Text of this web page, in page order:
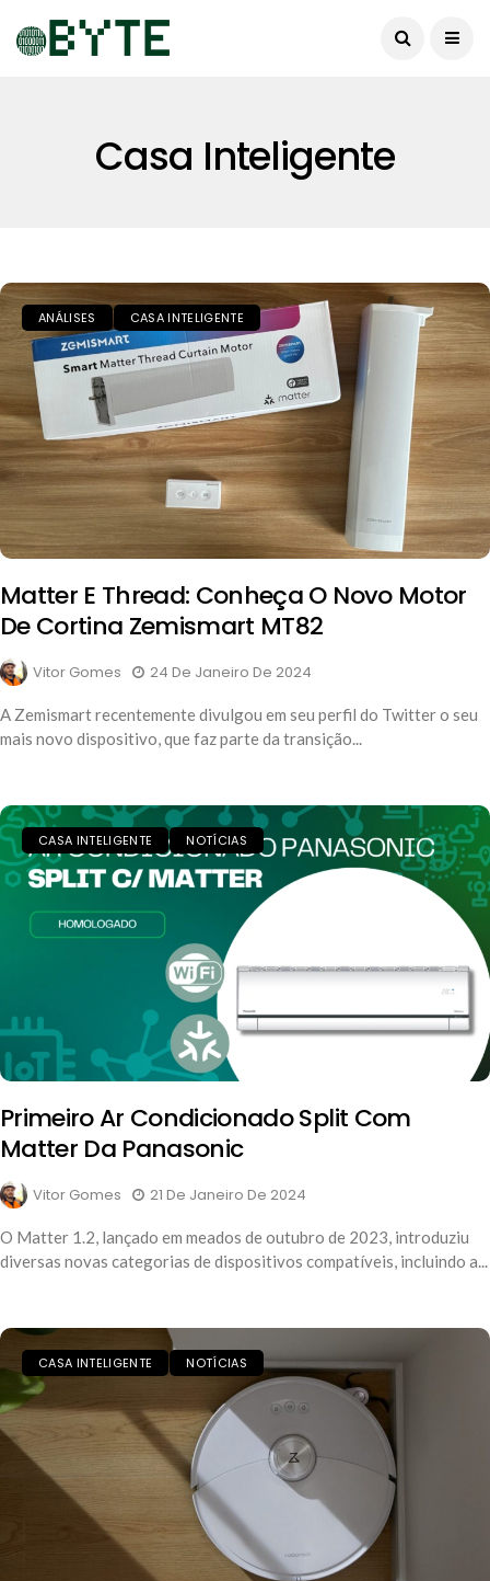
Casa Inteligente
ANÁLISES CASA INTELIGENTE
Matter E Thread: Conheça O Novo Motor
De Cortina Zemismart MT82
Vitor Gomes 24 De Janeiro De 2024
A Zemismart recentemente divulgou em seu perfil do Twitter o seu
mais novo dispositivo, que faz parte da transição...
CASA INTELIGENTE NOTÍCIAS
Primeiro Ar Condicionado Split Com
Matter Da Panasonic
Vitor Gomes 21 De Janeiro De 2024
O Matter 1.2, lançado em meados de outubro de 2023, introduziu
diversas novas categorias de dispositivos compatíveis, incluindo a...
CASA INTELIGENTE NOTÍCIAS